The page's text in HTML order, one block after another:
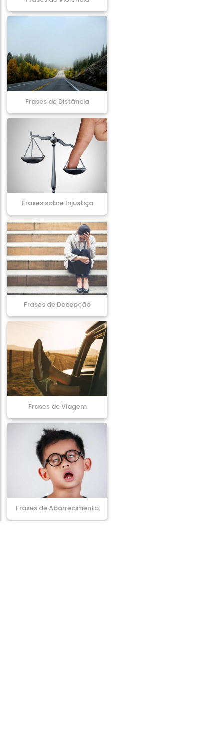
Frases de Distância
Frases sobre Injustiça
Frases de Decepção
Frases de Viagem
Frases de Aborrecimento